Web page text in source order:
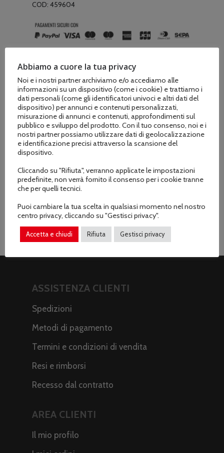
COD: 459604
Descrizione
Informazioni aggiuntive
di taglio, robusta e bassa tendenza al
saltellamenrto.
ASSISTENZA CLIENTI
Spedizioni
Metodi di pagamento
Termini e condizioni di vendita
Resi e rimborsi
Recesso dal contratto
AREA CLIENTI
Il mio profilo
Abbiamo a cuore la tua privacy
Noi e i nostri partner archiviamo e/o accediamo alle
informazioni su un dispositivo (come i cookie) e trattiamo i
dati personali (come gli identificatori univoci e altri dati del
dispositivo) per annunci e contenuti personalizzati,
misurazione di annunci e contenuti, approfondimenti sul
pubblico e sviluppo del prodotto. Con il tuo consenso, noi e i
nostri partner possiamo utilizzare dati di geolocalizzazione
e identificazione precisi attraverso la scansione del
dispositivo.
Cliccando su "Rifiuta", verranno applicate le impostazioni
predefinite, non verrà fornito il consenso per i cookie tranne
che per quelli tecnici.
Puoi cambiare la tua scelta in qualsiasi momento nel nostro
centro privacy, cliccando su "Gestisci privacy".
Accetta e chiudi Rifiuta Gestisci privacy